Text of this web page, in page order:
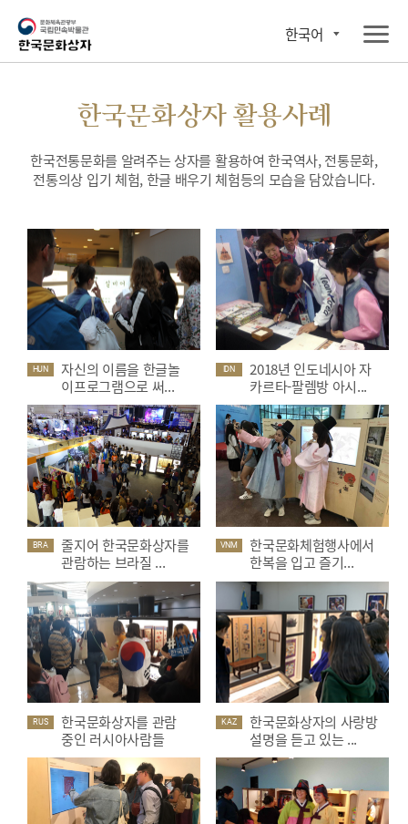
한국어
한국문화상자 활용사례
한국전통문화를 알려주는 상자를 활용하여 한국역사, 전통문화,
전통의상 입기 체험, 한글 배우기 체험등의 모습을 담았습니다.
HUN
자신의 이름을 한글놀
이프로그램으로 써...
IDN
2018년 인도네시아 자
카르타-팔렘방 아시...
BRA
줄지어 한국문화상자를
관람하는 브라질 ...
VNM
한국문화체험행사에서
한복을 입고 즐기...
RUS
한국문화상자를 관람
중인 러시아사람들
KAZ
한국문화상자의 사랑방
설명을 듣고 있는 ...